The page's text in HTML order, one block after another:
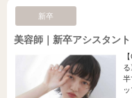
新卒
美容師｜新卒アシスタン
半